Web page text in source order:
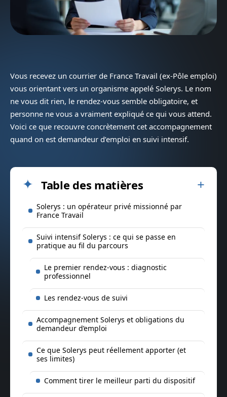
Vous recevez un courrier de France Travail (ex-Pôle emploi)
vous orientant vers un organisme appelé Solerys. Le nom
ne vous dit rien, le rendez-vous semble obligatoire, et
personne ne vous a vraiment expliqué ce qui vous attend.
Voici ce que recouvre concrètement cet accompagnement
quand on est demandeur d’emploi en suivi intensif.
Table des matières
Solerys : un opérateur privé missionné par
France Travail
Suivi intensif Solerys : ce qui se passe en
pratique au fil du parcours
Le premier rendez-vous : diagnostic
professionnel
Les rendez-vous de suivi
Accompagnement Solerys et obligations du
demandeur d’emploi
Ce que Solerys peut réellement apporter (et
ses limites)
Comment tirer le meilleur parti du dispositif